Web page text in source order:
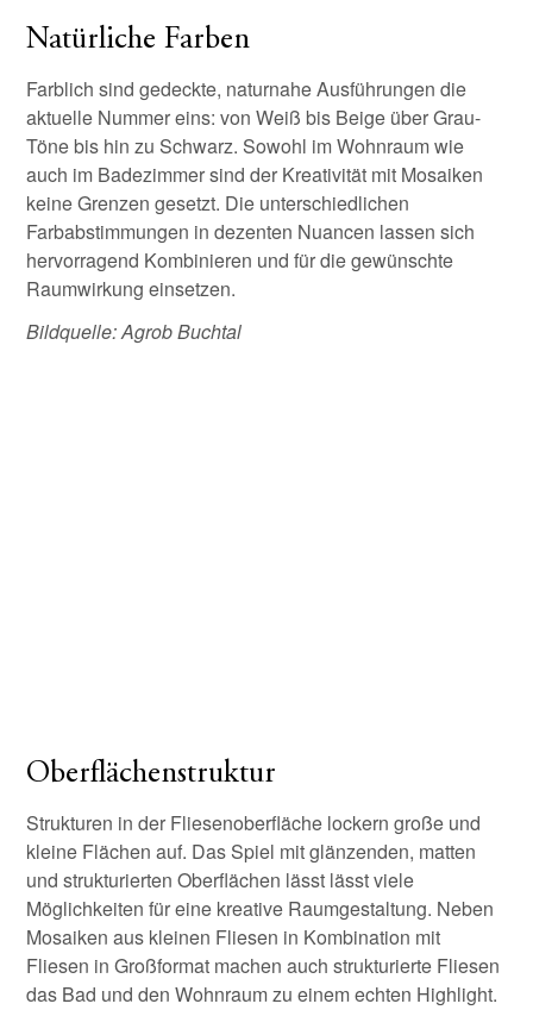
Natürliche Farben
Farblich sind gedeckte, naturnahe Ausführungen die
aktuelle Nummer eins: von Weiß bis Beige über Grau-
Töne bis hin zu Schwarz. Sowohl im Wohnraum wie
auch im Badezimmer sind der Kreativität mit Mosaiken
keine Grenzen gesetzt. Die unterschiedlichen
Farbabstimmungen in dezenten Nuancen lassen sich
hervorragend Kombinieren und für die gewünschte
Raumwirkung einsetzen.
Bildquelle: Agrob Buchtal
Oberflächenstruktur
Strukturen in der Fliesenoberfläche lockern große und
kleine Flächen auf. Das Spiel mit glänzenden, matten
und strukturierten Oberflächen lässt lässt viele
Möglichkeiten für eine kreative Raumgestaltung. Neben
Mosaiken aus kleinen Fliesen in Kombination mit
Fliesen in Großformat machen auch strukturierte Fliesen
das Bad und den Wohnraum zu einem echten Highlight.